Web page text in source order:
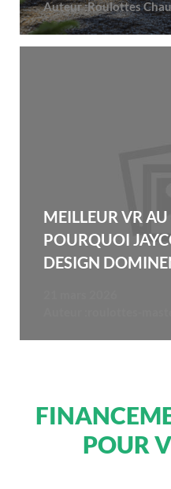
Auteur :Roulottes
MEILLEUR VR AU
POURQUOI
DESIGN
POUR